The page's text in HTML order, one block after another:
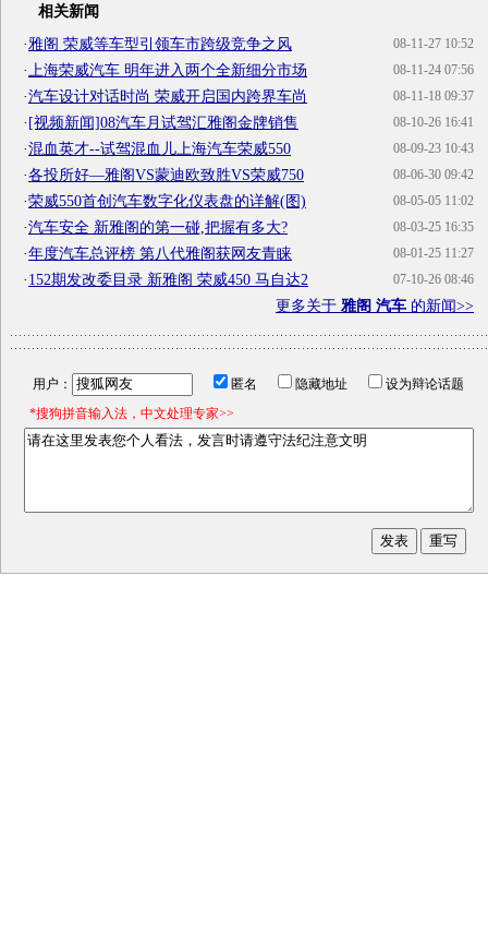
相关新闻
08-11-27 10:52
·雅阁 荣威等车型引领车市跨级竞争之风
08-11-24 07:56
· 上海荣威汽车 明年进入两个全新细分市场
08-11-18 09:37
·汽车设计对话时尚 荣威开启国内跨界车尚
08-10-26 16:41
·[视频新闻]08汽车月试驾汇雅阁金牌销售
08-09-23 10:43
·混血英才--试驾混血儿上海汽车荣威550
08-06-30 09:42
·各投所好—雅阁VS蒙迪欧致胜VS荣威750
08-05-05 11:02
·荣威550首创汽车数字化仪表盘的详解(图)
08-03-25 16:35
·汽车安全 新雅阁的第一碰,把握有多大?
08-01-25 11:27
·年度汽车总评榜 第八代雅阁获网友青睐
07-10-26 08:46
·152期发改委目录 新雅阁 荣威450 马自达2
更多关于 雅阁 汽车 的新闻>>
用户： 匿名 隐藏地址
设为辩论话题
*搜狗拼音输入法，中文处理专家>>